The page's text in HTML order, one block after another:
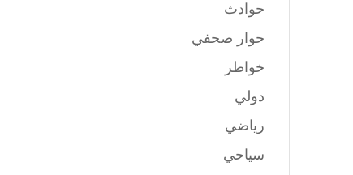
حوادث
حوار صحفي
خواطر
دولي
رياضي
سياحي